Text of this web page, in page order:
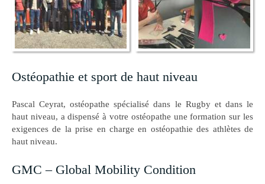
Ostéopathie et sport de haut niveau
Pascal Ceyrat, ostéopathe spécialisé dans le Rugby et dans le
haut niveau, a dispensé à votre ostéopathe une formation sur les
exigences de la prise en charge en ostéopathie des athlètes de
haut niveau.
GMC – Global Mobility Condition